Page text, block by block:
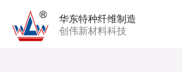
华东特种纤维制造
创伟新材料科技